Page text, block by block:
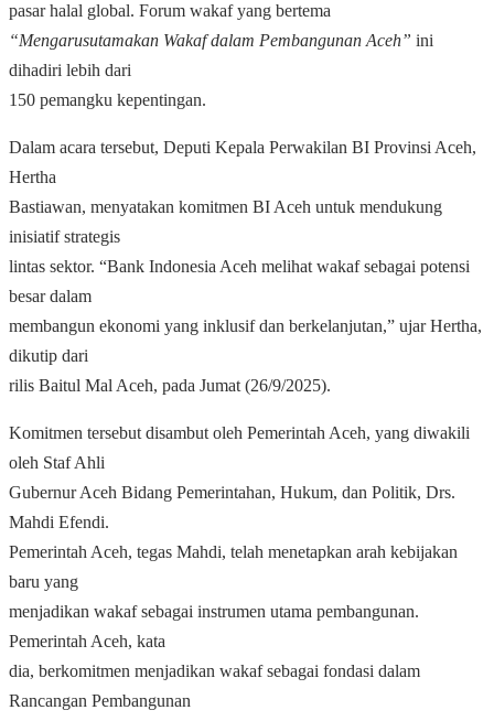
pasar halal global. Forum wakaf yang bertema
“Mengarusutamakan Wakaf dalam Pembangunan Aceh” ini
dihadiri lebih dari
150 pemangku kepentingan.
Dalam acara tersebut, Deputi Kepala Perwakilan BI Provinsi Aceh,
Hertha
Bastiawan, menyatakan komitmen BI Aceh untuk mendukung
inisiatif strategis
lintas sektor. “Bank Indonesia Aceh melihat wakaf sebagai potensi
besar dalam
membangun ekonomi yang inklusif dan berkelanjutan,” ujar Hertha,
dikutip dari
rilis Baitul Mal Aceh, pada Jumat (26/9/2025).
Komitmen tersebut disambut oleh Pemerintah Aceh, yang diwakili
oleh Staf Ahli
Gubernur Aceh Bidang Pemerintahan, Hukum, dan Politik, Drs.
Mahdi Efendi.
Pemerintah Aceh, tegas Mahdi, telah menetapkan arah kebijakan
baru yang
menjadikan wakaf sebagai instrumen utama pembangunan.
Pemerintah Aceh, kata
dia, berkomitmen menjadikan wakaf sebagai fondasi dalam
Rancangan Pembangunan